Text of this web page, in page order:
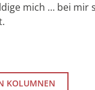
mich … bei mir
KOLUMNEN